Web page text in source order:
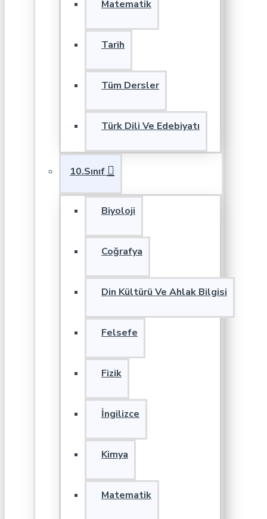
Matematik
Tarih
Tüm Dersler
Türk Dili Ve Edebiyatı
10.Sınıf
Biyoloji
Coğrafya
Din Kültürü Ve Ahlak Bilgisi
Felsefe
Fizik
İngilizce
Kimya
Matematik